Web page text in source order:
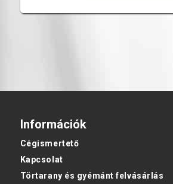
Információk
Cégismertető
Kapcsolat
Törtarany és gyémánt felvásárlás